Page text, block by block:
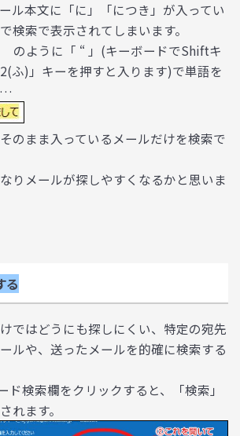
ル本文に「に」「につき」が入ってい
検索で表示されてしまいます。
ように「 “ 」(キーボードでShiftキ
ふ)」キーを押すと入ります)で単語を
…
のまま入っているメールだけを検索で
りメールが探しやすくなるかと思いま
る
ではどうにも探しにくい、特定の宛先
ルや、送ったメールを的確に検索する
検索欄をクリックすると、「検索」
れます。